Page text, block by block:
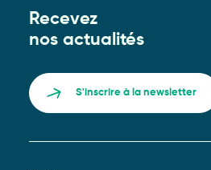
Recevez
nos actualités
S'inscrire à la newsletter